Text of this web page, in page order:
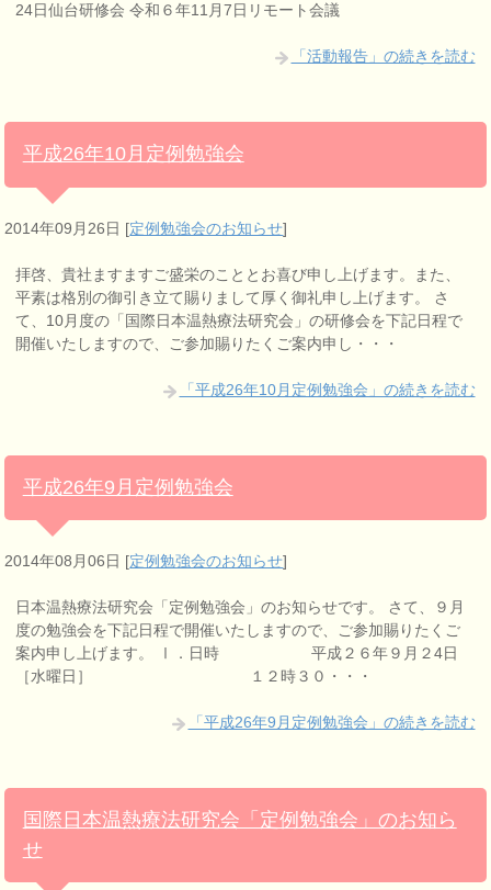
24日仙台研修会 令和６年11月7日リモート会議
「活動報告」の続きを読む
平成26年10月定例勉強会
2014年09月26日 [定例勉強会のお知らせ]
拝啓、貴社ますますご盛栄のこととお喜び申し上げます。また、
平素は格別の御引き立て賜りまして厚く御礼申し上げます。 さ
て、10月度の「国際日本温熱療法研究会」の研修会を下記日程で
開催いたしますので、ご参加賜りたくご案内申し・・・
「平成26年10月定例勉強会」の続きを読む
平成26年9月定例勉強会
2014年08月06日 [定例勉強会のお知らせ]
日本温熱療法研究会「定例勉強会」のお知らせです。 さて、９月
度の勉強会を下記日程で開催いたしますので、ご参加賜りたくご
案内申し上げます。 Ⅰ．日時 平成２６年９月２4日
［水曜日］ １２時３０・・・
「平成26年9月定例勉強会」の続きを読む
国際日本温熱療法研究会「定例勉強会」のお知ら
せ